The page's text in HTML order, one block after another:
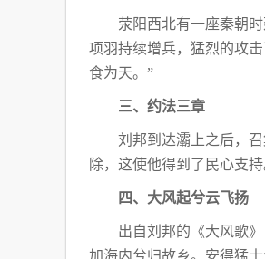
荥阳西北有一座秦朝
项羽持续增兵，猛烈的攻
食为天。”
三、约法三章
刘邦到达灞上之后，
除，这使他得到了民心支持
四、大风起兮云飞扬
出自刘邦的《大风歌
加海内兮归故乡。安得猛士